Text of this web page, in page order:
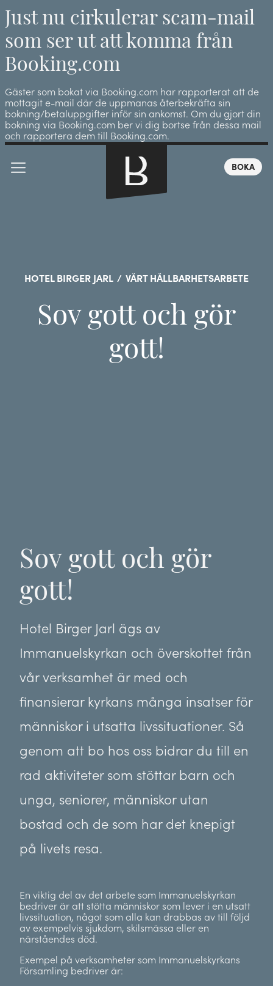
Just nu cirkulerar scam-mail
som ser ut att komma från
Booking.com
Gäster som bokat via Booking.com har rapporterat att de
mottagit e-mail där de uppmanas återbekräfta sin
bokning/betaluppgifter inför sin ankomst. Om du gjort din
bokning via Booking.com ber vi dig bortse från dessa mail
och rapportera dem till Booking.com.
BOKA
HOTEL BIRGER JARL / VÅRT HÅLLBARHETSARBETE
Sov gott och gör
gott!
Sov gott och gör
gott!
Hotel Birger Jarl ägs av
Immanuelskyrkan och överskottet från
vår verksamhet är med och
finansierar kyrkans många insatser för
människor i utsatta livssituationer. Så
genom att bo hos oss bidrar du till en
rad aktiviteter som stöttar barn och
unga, seniorer, människor utan
bostad och de som har det knepigt
på livets resa.
En viktig del av det arbete som Immanuelskyrkan
bedriver är att stötta människor som lever i en utsatt
livssituation, något som alla kan drabbas av till följd
av exempelvis sjukdom, skilsmässa eller en
närståendes död.
Exempel på verksamheter som Immanuelskyrkans
Församling bedriver är: